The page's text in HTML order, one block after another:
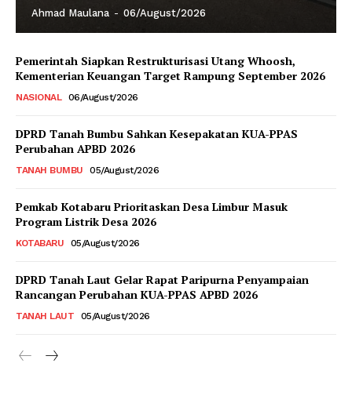
Ahmad Maulana - 06/August/2026
Pemerintah Siapkan Restrukturisasi Utang Whoosh,
Kementerian Keuangan Target Rampung September 2026
NASIONAL 06/August/2026
DPRD Tanah Bumbu Sahkan Kesepakatan KUA-PPAS
Perubahan APBD 2026
TANAH BUMBU 05/August/2026
Pemkab Kotabaru Prioritaskan Desa Limbur Masuk
Program Listrik Desa 2026
KOTABARU 05/August/2026
DPRD Tanah Laut Gelar Rapat Paripurna Penyampaian
Rancangan Perubahan KUA-PPAS APBD 2026
TANAH LAUT 05/August/2026